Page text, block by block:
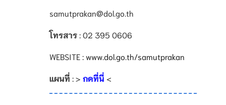
samutprakan@dol.go.th
โทรสาร: 02 395 0606
WEBSITE :www.dol.go.th/samutprakan
แผนที่ : > กดที่นี่ <